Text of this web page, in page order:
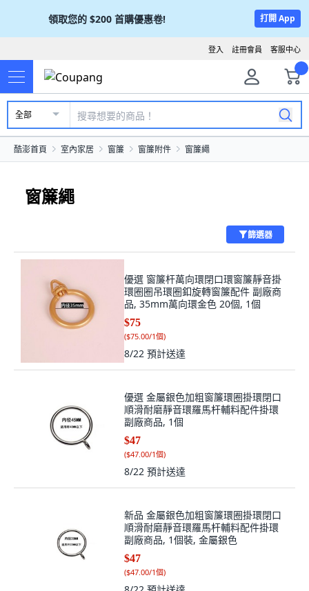
領取您的 $200 首購優惠卷! 打開 App
客服中心
註冊會員
登入
全部
酷澎首頁 室內家居 窗簾 窗簾附件 窗簾繩
窗簾繩
篩選器
優選 窗簾杆萬向環閉口環窗簾靜音掛
環圈圈吊環圈釦旋轉窗簾配件 副廠商
品, 35mm萬向環金色 20個, 1個
$75
($75.00/1個)
8/22 預計送達
優選 金屬銀色加粗窗簾環圈掛環閉口
順滑耐磨靜音環羅馬杆輔料配件掛環
副廠商品, 1個
$47
($47.00/1個)
8/22 預計送達
新品 金屬銀色加粗窗簾環圈掛環閉口
順滑耐磨靜音環羅馬杆輔料配件掛環
副廠商品, 1個裝, 金屬銀色
$47
($47.00/1個)